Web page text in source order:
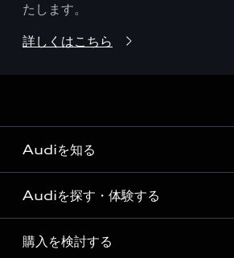
たします。
詳しくはこちら
Audiを知る
Audi ブランド
Story of Progress
Audiを探す・体験する
ディーラー検索
購入を検討する